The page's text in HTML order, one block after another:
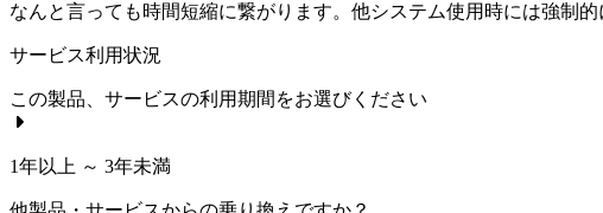
なんと言っても時間短縮に繋がります。他システム使用時には強制
サービス利用状況
この製品、サービスの利用期間をお選びください
1年以上 ～ 3年未満